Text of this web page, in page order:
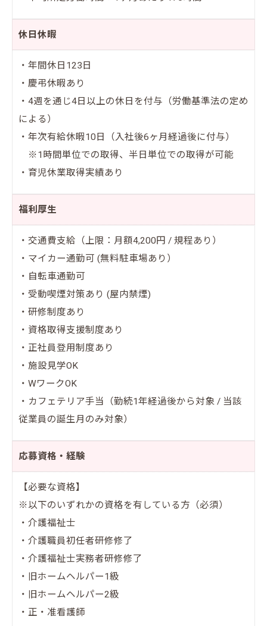
休日休暇
・年間休日123日
・慶弔休暇あり
・4週を通じ4日以上の休日を付与（労働基準法の定め
による）
・年次有給休暇10日（入社後6ヶ月経過後に付与）
※1時間単位での取得、半日単位での取得が可能
・育児休業取得実績あり
福利厚生
・交通費支給（上限：月額4,200円 / 規程あり）
・マイカー通勤可 (無料駐車場あり）
・自転車通勤可
・受動喫煙対策あり (屋内禁煙)
・研修制度あり
・資格取得支援制度あり
・正社員登用制度あり
・施設見学OK
・WワークOK
・カフェテリア手当（勤続1年経過後から対象 / 当該
従業員の誕生月のみ対象）
応募資格・経験
【必要な資格】
※以下のいずれかの資格を有している方（必須）
・介護福祉士
・介護職員初任者研修修了
・介護福祉士実務者研修修了
・旧ホームヘルパー1級
・旧ホームヘルパー2級
・正・准看護師